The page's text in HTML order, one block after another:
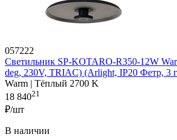
057222
Светильник SP-KOTARO-R350-12W
deg, 230V, TRIAC) (Arlight, IP20 Фетр, 3
Warm | Тёплый 2700 K
18 84021
₽/шт
В наличии